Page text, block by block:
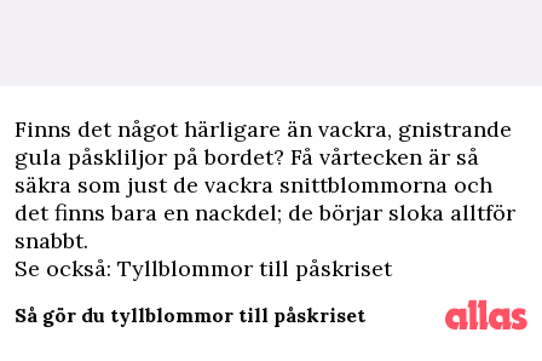
Finns det något härligare än vackra, gnistrande
gula påskliljor på bordet? Få vårtecken är så
säkra som just de vackra snittblommorna och
det finns bara en nackdel; de börjar sloka alltför
snabbt.
Se också: Tyllblommor till påskriset
Så gör du tyllblommor till påskriset